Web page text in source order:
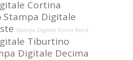
Cortina
Stampa Digitale
Stampa Digitale Roma Nord
Tiburtino
Digitale Decima